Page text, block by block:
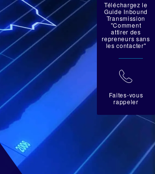
Téléchargez le
Guide Inbound
Transmission
"Comment
attirer des
repreneurs sans
les contacter"
拉
Faites-vous
rappeler